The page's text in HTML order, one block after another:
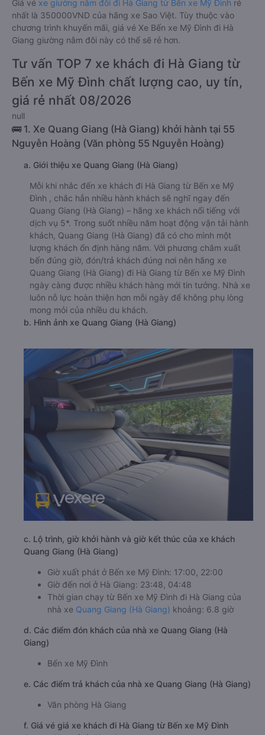
Giá vé xe giường nằm đôi đi Hà Giang từ Bến xe Mỹ Đình rẻ
nhất là 350000VND của hãng xe Sao Việt. Tùy thuộc vào
chương trình khuyến mãi, giá vé Xe Bến xe Mỹ Đình đi Hà
Giang giường nằm đôi này có thể sẽ rẻ hơn.
Tư vấn TOP 7 xe khách đi Hà Giang từ
Bến xe Mỹ Đình chất lượng cao, uy tín,
giá rẻ nhất 08/2026
null
🚌 1. Xe Quang Giang (Hà Giang) khởi hành tại 55
Nguyễn Hoàng (Văn phòng 55 Nguyễn Hoàng)
a. Giới thiệu xe Quang Giang (Hà Giang)
Mỗi khi nhắc đến xe khách đi Hà Giang từ Bến xe Mỹ
Đình , chắc hẳn nhiều hành khách sẽ nghĩ ngay đến
Quang Giang (Hà Giang) – hãng xe khách nổi tiếng với
dịch vụ 5*. Trong suốt nhiều năm hoạt động vận tải hành
khách, Quang Giang (Hà Giang) đã có cho mình một
lượng khách ổn định hàng năm. Với phương châm xuất
bến đúng giờ, đón/trả khách đúng nơi nên hãng xe
Quang Giang (Hà Giang) đi Hà Giang từ Bến xe Mỹ Đình
ngày càng được nhiều khách hàng mới tin tưởng. Nhà xe
luôn nỗ lực hoàn thiện hơn mỗi ngày để không phụ lòng
mong mỏi của nhiều du khách.
b. Hình ảnh xe Quang Giang (Hà Giang)
c. Lộ trình, giờ khởi hành và giờ kết thúc của xe khách
Quang Giang (Hà Giang)
Giờ xuất phát ở Bến xe Mỹ Đình: 17:00, 22:00
Giờ đến nơi ở Hà Giang: 23:48, 04:48
Thời gian chạy từ Bến xe Mỹ Đình đi Hà Giang của
nhà xe Quang Giang (Hà Giang) khoảng: 6.8 giờ
d. Các điểm đón khách của nhà xe Quang Giang (Hà
Giang)
Bến xe Mỹ Đình
e. Các điểm trả khách của nhà xe Quang Giang (Hà Giang)
Văn phòng Hà Giang
f. Giá vé giá xe khách đi Hà Giang từ Bến xe Mỹ Đình